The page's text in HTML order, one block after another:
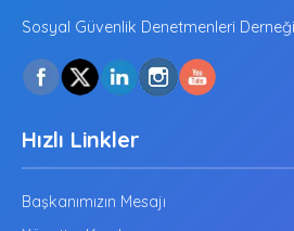
Sosyal Güvenlik Denetmenleri
Hızlı Linkler
Başkanımızın Mesajı